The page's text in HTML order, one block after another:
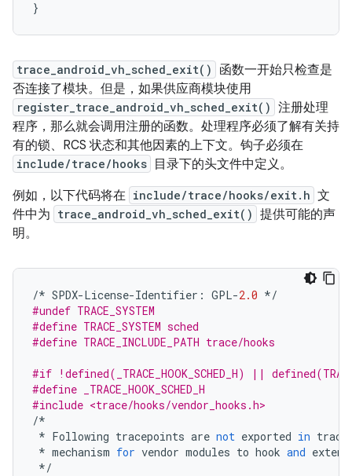
trace_android_vh_sched_exit()
函数一开始只检查是
否连接了模块。但是，如果供应商模块使用
register_trace_android_vh_sched_exit() 注册处理
程序，那么就会调用注册的函数。处理程序必须了解有关持
有的锁、RCS 状态和其他因素的上下文。钩子必须在
include/trace/hooks
目录下的头文件中定义。
例如，以下代码将在 include/trace/hooks/exit.h 文
件中为 trace_android_vh_sched_exit() 提供可能的声
明。
/* SPDX-License-Identifier : GPL-2.0 */
#undef TRACE_SYSTEM
#define TRACE_SYSTEM sched
#define TRACE_INCLUDE_PATH trace/hooks
#if !defined(_TRACE_HOOK_SCHED_H) ||
#define _TRACE_HOOK_SCHED_H
#include <trace/hooks/vendor_hooks.h>
/*
* Following tracepoints are not exported in
* mechanism for vendor modules to hook and extend
*/